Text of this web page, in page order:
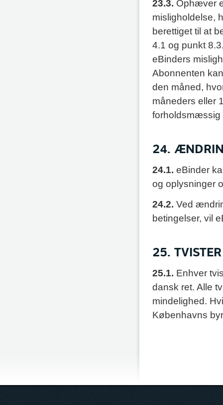
23.3. Ophæver
misligholdelse,
berettiget til at
4.1 og punkt
eBinders
Abonnenten
den måned,
måneders eller
forholdsmæssig
24.
24.1. eBinder
og oplysninger
24.2. Ved
betingelser, vil
25. TVISTER
25.1. Enhver
dansk ret. Alle
mindelighed.
Københavns